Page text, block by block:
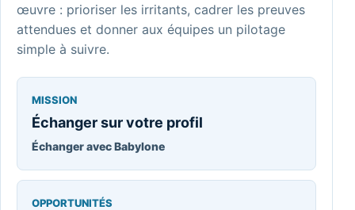
œuvre : prioriser les irritants, cadrer les preuves
attendues et donner aux équipes un pilotage
simple à suivre.
MISSION
Échanger sur votre profil
Échanger avec Babylone
OPPORTUNITÉS